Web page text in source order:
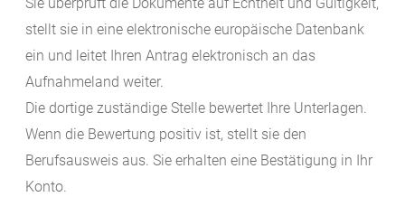
Sie überprüft die Dokumente auf Echtheit und Gültigkeit,
stellt sie in eine elektronische europäische Datenbank
ein und leitet Ihren Antrag elektronisch an das
Aufnahmeland weiter.
Die dortige zuständige Stelle bewertet Ihre Unterlagen.
Wenn die Bewertung positiv ist, stellt sie den
Berufsausweis aus. Sie erhalten eine Bestätigung in Ihr
Konto.